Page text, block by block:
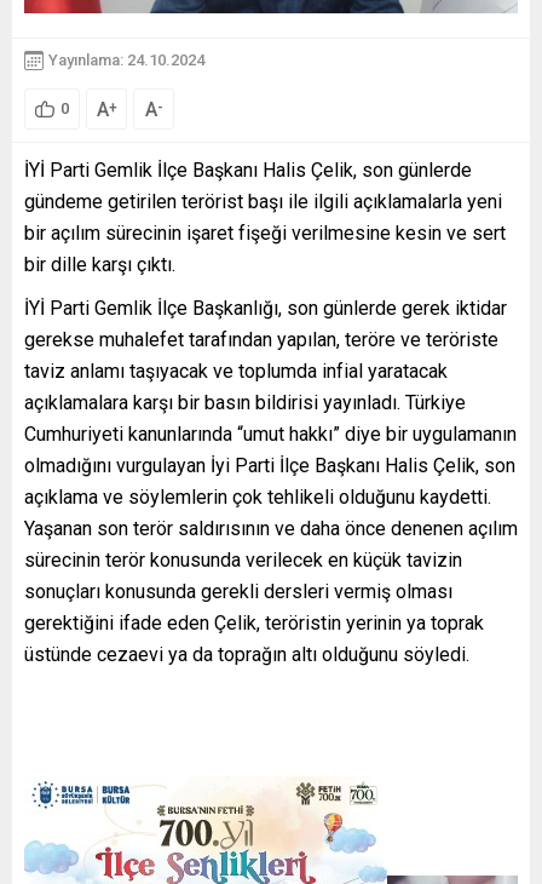
Yayınlama: 24.10.2024
0 A+ A-
İYİ Parti Gemlik İlçe Başkanı Halis Çelik, son günlerde
gündeme getirilen terörist başı ile ilgili açıklamalarla yeni
bir açılım sürecinin işaret fişeği verilmesine kesin ve sert
bir dille karşı çıktı.
İYİ Parti Gemlik İlçe Başkanlığı, son günlerde gerek iktidar
gerekse muhalefet tarafından yapılan, teröre ve teröriste
taviz anlamı taşıyacak ve toplumda infial yaratacak
açıklamalara karşı bir basın bildirisi yayınladı. Türkiye
Cumhuriyeti kanunlarında “umut hakkı” diye bir uygulamanın
olmadığını vurgulayan İyi Parti İlçe Başkanı Halis Çelik, son
açıklama ve söylemlerin çok tehlikeli olduğunu kaydetti.
Yaşanan son terör saldırısının ve daha önce denenen açılım
sürecinin terör konusunda verilecek en küçük tavizin
sonuçları konusunda gerekli dersleri vermiş olması
gerektiğini ifade eden Çelik, teröristin yerinin ya toprak
üstünde cezaevi ya da toprağın altı olduğunu söyledi.